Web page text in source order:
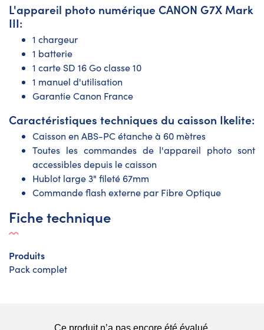
L'appareil photo numérique CANON G7X Mark
III:
1 chargeur
1 batterie
1 carte SD 16 Go classe 10
1 manuel d'utilisation
Garantie Canon France
Caractéristiques techniques du caisson Ikelite:
Caisson en ABS-PC étanche à 60 mètres
Toutes les commandes de l'appareil photo sont
accessibles depuis le caisson
Hublot large 3" fileté 67mm
Commande flash externe par Fibre Optique
Fiche technique
Produits
Pack complet